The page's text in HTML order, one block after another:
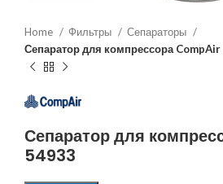
Home Фильтры
Сепараторы
Сепаратор для компрессора
Сепаратор для
54933